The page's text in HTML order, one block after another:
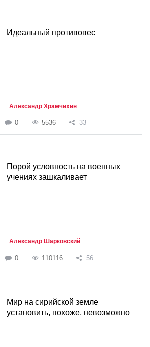
Идеальный противовес
Александр Храмчихин
0 5536 33
Порой условность на военных
учениях зашкаливает
Александр Шарковский
0 110116 56
Мир на сирийской земле
установить, похоже, невозможно